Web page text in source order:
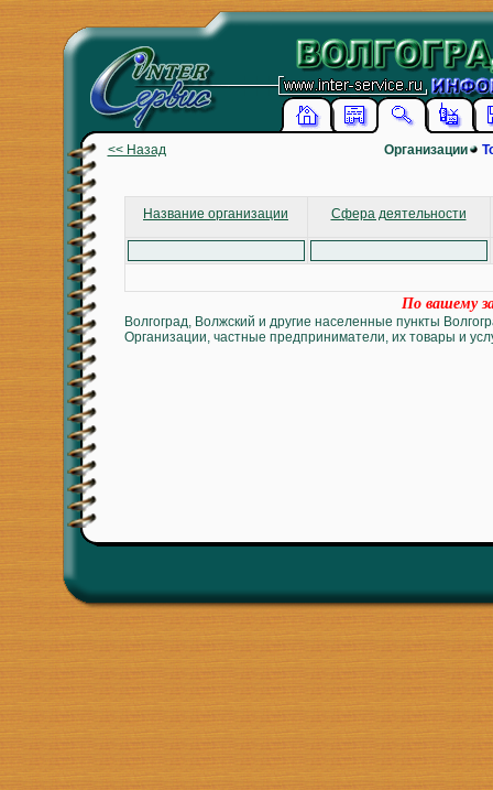
<< Назад Организации
Название организации Сфера деятельности
По вашему
Волгоград, Волжский и другие населенные пункты
Организации, частные предприниматели, их товары и